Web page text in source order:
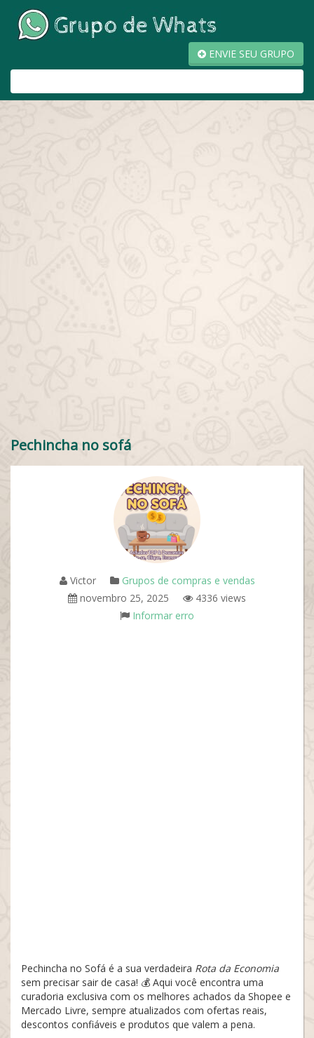
ENVIE SEU GRUPO
Pechincha no sofá
Victor
Grupos de compras e vendas
novembro 25, 2025
4336 views
Informar erro
Pechincha no Sofá é a sua verdadeira Rota da Economia
sem precisar sair de casa! 💰 Aqui você encontra uma
curadoria exclusiva com os melhores achados da Shopee e
Mercado Livre, sempre atualizados com ofertas reais,
descontos confiáveis e produtos que valem a pena.